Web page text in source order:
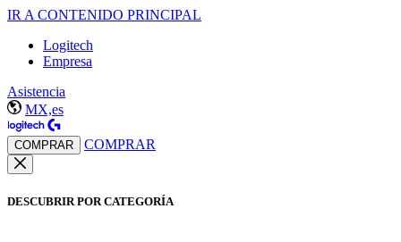
IR A CONTENIDO PRINCIPAL
Logitech
Empresa
Asistencia
MX,es
COMPRAR COMPRAR
DESCUBRIR POR CATEGORÍA